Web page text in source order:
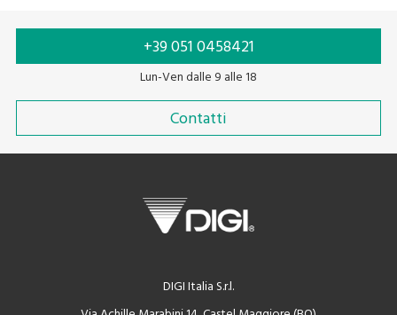
+39 051 0458421
Lun-Ven dalle 9 alle 18
Contatti
DIGI Italia S.r.l.